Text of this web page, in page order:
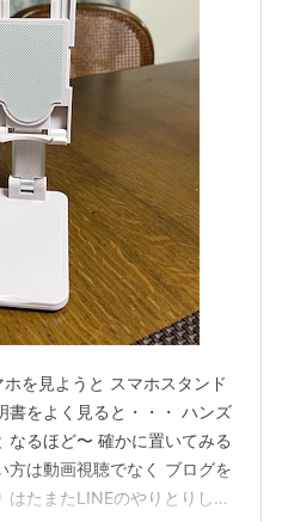
を見ようと スマホスタンド
書をよく見ると・・・ ハンズ
なるほど〜 確かに置いてみる
方は動画視聴でなく ブログを
たまたLINEのやりとりしか